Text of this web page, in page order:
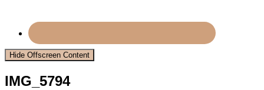
Hide Offscreen Content
IMG_5794